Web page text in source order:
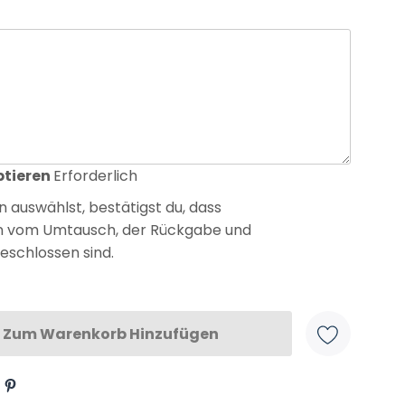
Erforderlich
auswählst, bestätigst du, dass
Umtausch, der Rückgabe und
sind.